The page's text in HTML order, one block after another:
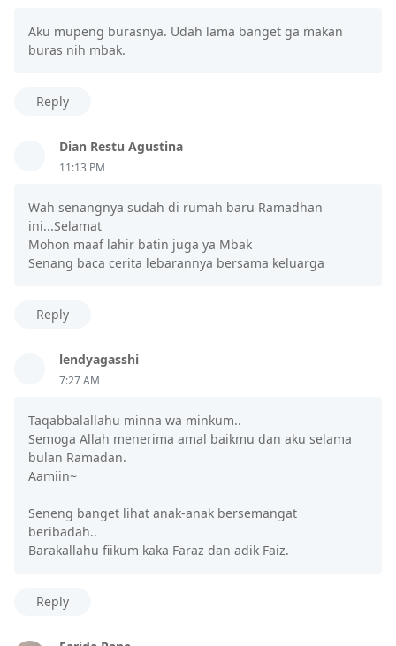
Aku mupeng burasnya. Udah lama banget ga makan
buras nih mbak.
Reply
Dian Restu Agustina
11:13 PM
Wah senangnya sudah di rumah baru Ramadhan
ini...Selamat
Mohon maaf lahir batin juga ya Mbak
Senang baca cerita lebarannya bersama keluarga
Reply
lendyagasshi
7:27 AM
Taqabbalallahu minna wa minkum..
Semoga Allah menerima amal baikmu dan aku selama
bulan Ramadan.
Aamiin~
Seneng banget lihat anak-anak bersemangat
beribadah..
Barakallahu fiikum kaka Faraz dan adik Faiz.
Reply